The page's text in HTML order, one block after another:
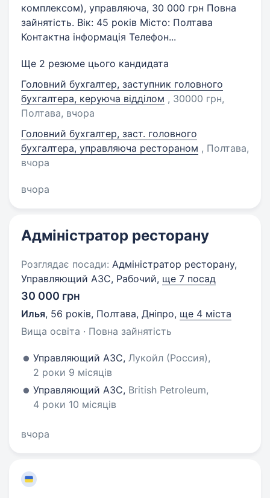
комплексом), управляюча, 30 000 грн Повна
зайнятість. Вік: 45 років Місто: Полтава
Контактна інформація Телефон...
Ще 2 резюме цього кандидата
Головний бухгалтер, заступник головного
бухгалтера, керуюча відділом , 30000 грн,
Полтава, вчора
Головний бухгалтер, заст. головного
бухгалтера, управляюча рестораном , Полтава,
вчора
вчора
Адміністратор ресторану
Розглядає посади: Адміністратор ресторану,
Управляющий АЗС, Рабочий, ще 7 посад
30 000 грн
Илья, 56 років, Полтава, Дніпро, ще 4 міста
Вища освіта · Повна зайнятість
Управляющий АЗС, Лукойл (Россия),
2 роки 9 місяців
Управляющий АЗС, British Petroleum,
4 роки 10 місяців
вчора